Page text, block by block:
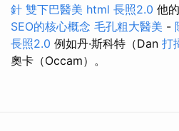
針 雙下巴醫美 html 長照2.0 他
SEO的核心概念 毛孔粗大醫美 -
長照2.0 例如丹·斯科特（Dan 打
奧卡（Occam）。